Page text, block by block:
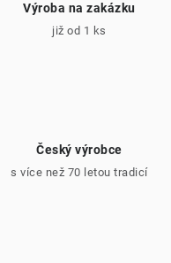
Výroba na zakázku
již od 1 ks
Český výrobce
s více než 70 letou tradicí